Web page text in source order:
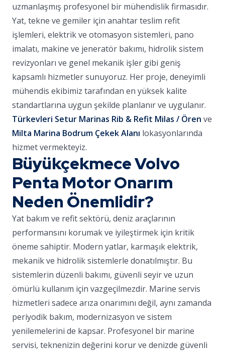
uzmanlaşmış profesyonel bir mühendislik firmasıdır.
Yat, tekne ve gemiler için anahtar teslim refit
işlemleri, elektrik ve otomasyon sistemleri, pano
imalatı, makine ve jeneratör bakımı, hidrolik sistem
revizyonları ve genel mekanik işler gibi geniş
kapsamlı hizmetler sunuyoruz. Her proje, deneyimli
mühendis ekibimiz tarafından en yüksek kalite
standartlarına uygun şekilde planlanır ve uygulanır.
Türkevleri Setur Marinas Rib & Refit Milas / Ören ve
Milta Marina Bodrum Çekek Alanı lokasyonlarında
hizmet vermekteyiz.
Büyükçekmece Volvo
Penta Motor Onarım
Neden Önemlidir?
Yat bakım ve refit sektörü, deniz araçlarının
performansını korumak ve iyileştirmek için kritik
öneme sahiptir. Modern yatlar, karmaşık elektrik,
mekanik ve hidrolik sistemlerle donatılmıştır. Bu
sistemlerin düzenli bakımı, güvenli seyir ve uzun
ömürlü kullanım için vazgeçilmezdir. Marine servis
hizmetleri sadece arıza onarımını değil, aynı zamanda
periyodik bakım, modernizasyon ve sistem
yenilemelerini de kapsar. Profesyonel bir marine
servisi, teknenizin değerini korur ve denizde güvenli